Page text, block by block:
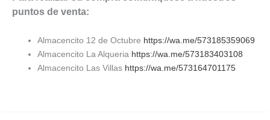
puntos de venta:
Almacencito 12 de Octubre https://wa.me/573185359069
Almacencito La Alqueria https://wa.me/573183403108
Almacencito Las Villas https://wa.me/573164701175